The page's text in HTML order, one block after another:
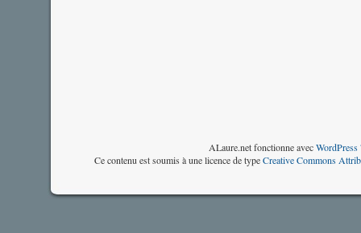
ALaure.net fonctionne avecWordPress
Ce contenu est soumis à une licence de typeCreative Commons